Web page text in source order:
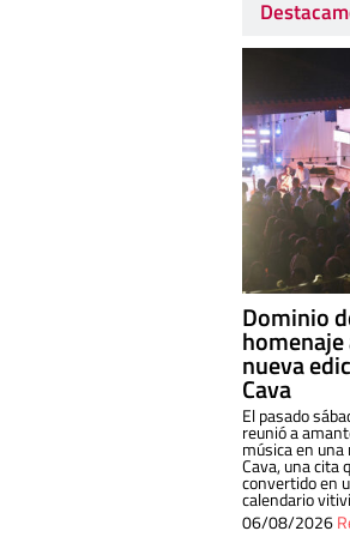
Dominio
nueva
Cava
El pasado
reunió a
música en una
Cava, una cita
convertido en
calendario
06/08/2026